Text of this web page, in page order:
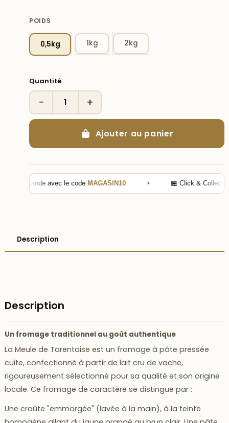
POIDS
0,5kg 1kg 2kg
Quantité
− +
Ajouter au panier
avec le codeMAGASIN10 🏪 Click & Collect —
Description
Description
Un fromage traditionnel au goût authentique
La Meule de Tarentaise est un fromage à pâte pressée
cuite, confectionné à partir de lait cru de vache,
rigoureusement sélectionné pour sa qualité et son origine
locale. Ce fromage de caractère se distingue par :
Une croûte "emmorgée" (lavée à la main), à la teinte